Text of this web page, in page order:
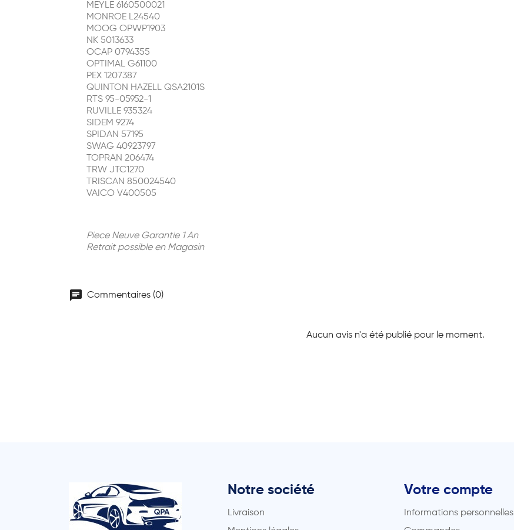
MEYLE 6160500021
MONROE L24540
MOOG OPWP1903
NK 5013633
OCAP 0794355
OPTIMAL G61100
PEX 1207387
QUINTON HAZELL QSA2101S
RTS 95-05952-1
RUVILLE 935324
SIDEM 9274
SPIDAN 57195
SWAG 40923797
TOPRAN 206474
TRW JTC1270
TRISCAN 850024540
VAICO V400505
Piece Neuve Garantie 1 An
Retrait possible en Magasin
chat Commentaires (0)
Aucun avis n'a été publié pour le moment.
Notre société
Livraison
Votre compte
Informations personnelles